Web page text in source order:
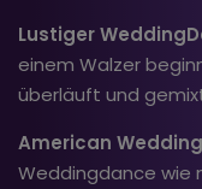
Lustiger
einem Walzer
überläuft und
American
Weddingdance wie